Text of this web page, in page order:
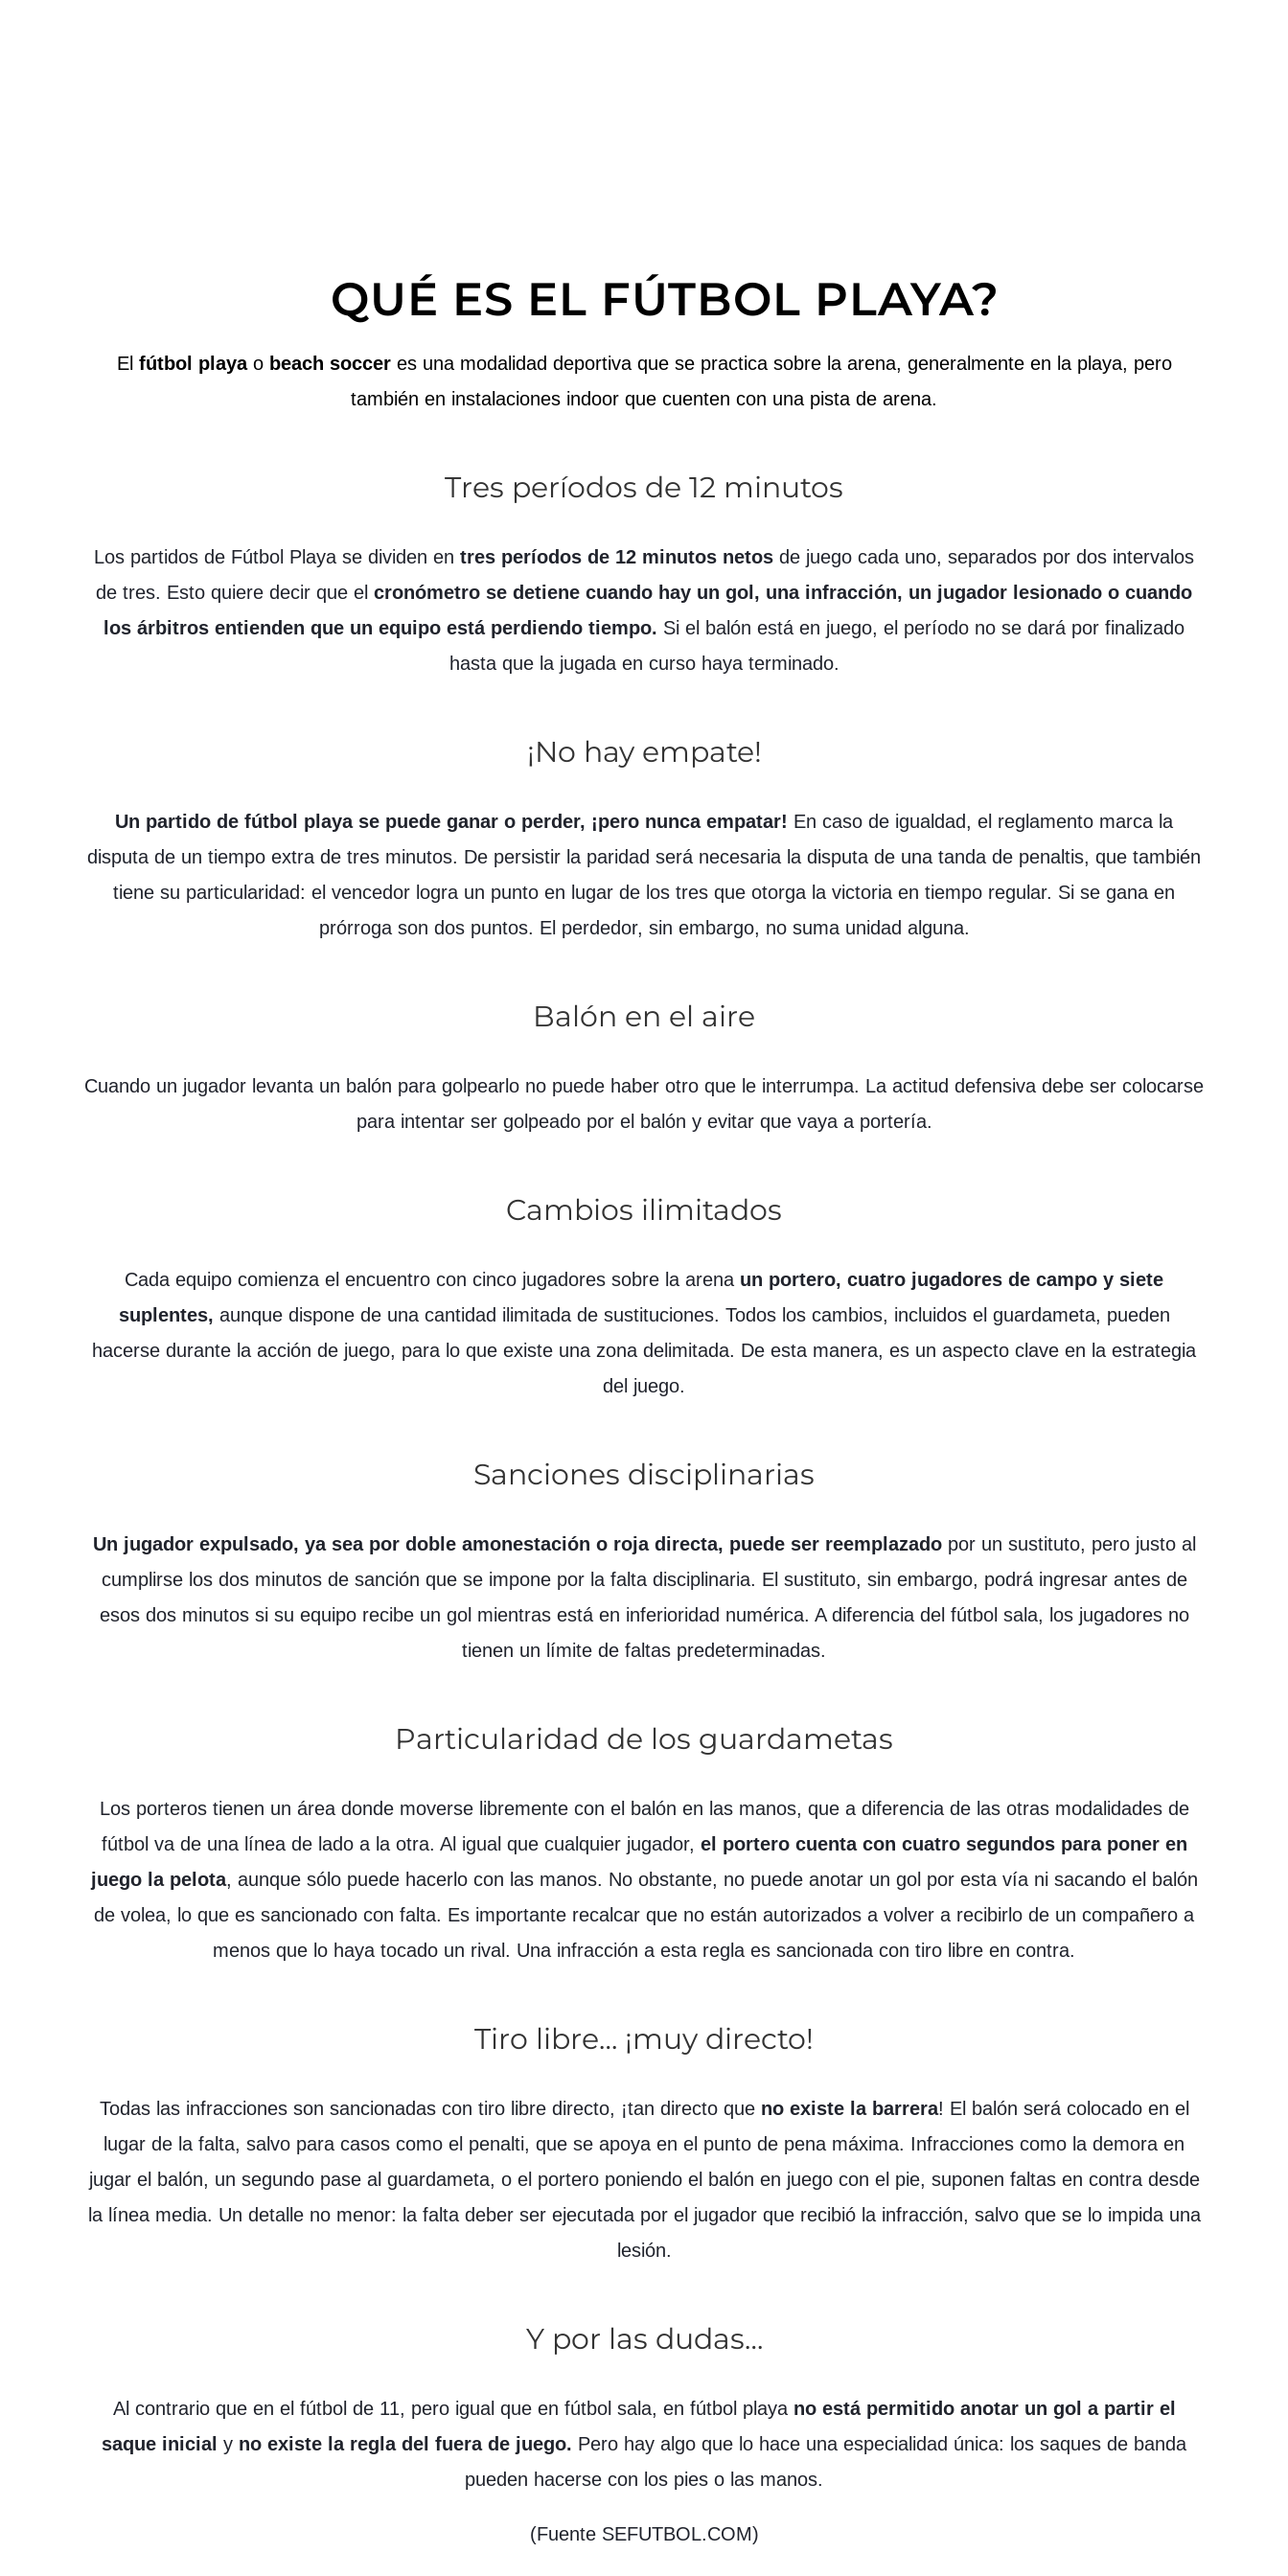
QUÉ ES EL FÚTBOL PLAYA?
El fútbol playa obeach socceres una modalidad deportiva que se practica sobre la arena, generalmente en la playa, pero
también en instalaciones indoor que cuenten con una pista de arena.
Tres períodos de 12 minutos
Los partidos de Fútbol Playa se dividen en tres períodos de 12 minutos netos de juego cada uno, separados por dos intervalos
de tres. Esto quiere decir que el cronómetro se detiene cuando hay un gol, una infracción, un jugador lesionado o cuando
los árbitros entienden que un equipo está perdiendo tiempo. Si el balón está en juego, el período no se dará por finalizado
hasta que la jugada en curso haya terminado.
¡No hay empate!
Un partido de fútbol playa se puede ganar o perder, ¡pero nunca empatar! En caso de igualdad, el reglamento marca la
disputa de un tiempo extra de tres minutos. De persistir la paridad será necesaria la disputa de una tanda de penaltis, que también
tiene su particularidad: el vencedor logra un punto en lugar de los tres que otorga la victoria en tiempo regular. Si se gana en
prórroga son dos puntos. El perdedor, sin embargo, no suma unidad alguna.
Balón en el aire
Cuando un jugador levanta un balón para golpearlo no puede haber otro que le interrumpa. La actitud defensiva debe ser colocarse
para intentar ser golpeado por el balón y evitar que vaya a portería.
Cambios ilimitados
Cada equipo comienza el encuentro con cinco jugadores sobre la arena un portero, cuatro jugadores de campo y siete
suplentes, aunque dispone de una cantidad ilimitada de sustituciones. Todos los cambios, incluidos el guardameta, pueden
hacerse durante la acción de juego, para lo que existe una zona delimitada. De esta manera, es un aspecto clave en la estrategia
del juego.
Sanciones disciplinarias
Un jugador expulsado, ya sea por doble amonestación o roja directa, puede ser reemplazado por un sustituto, pero justo al
cumplirse los dos minutos de sanción que se impone por la falta disciplinaria. El sustituto, sin embargo, podrá ingresar antes de
esos dos minutos si su equipo recibe un gol mientras está en inferioridad numérica. A diferencia del fútbol sala, los jugadores no
tienen un límite de faltas predeterminadas.
Particularidad de los guardametas
Los porteros tienen un área donde moverse libremente con el balón en las manos, que a diferencia de las otras modalidades de
fútbol va de una línea de lado a la otra. Al igual que cualquier jugador, el portero cuenta con cuatro segundos para poner en
juego la pelota, aunque sólo puede hacerlo con las manos. No obstante, no puede anotar un gol por esta vía ni sacando el balón
de volea, lo que es sancionado con falta. Es importante recalcar que no están autorizados a volver a recibirlo de un compañero a
menos que lo haya tocado un rival. Una infracción a esta regla es sancionada con tiro libre en contra.
Tiro libre… ¡muy directo!
Todas las infracciones son sancionadas con tiro libre directo, ¡tan directo que no existe la barrera! El balón será colocado en el
lugar de la falta, salvo para casos como el penalti, que se apoya en el punto de pena máxima. Infracciones como la demora en
jugar el balón, un segundo pase al guardameta, o el portero poniendo el balón en juego con el pie, suponen faltas en contra desde
la línea media. Un detalle no menor: la falta deber ser ejecutada por el jugador que recibió la infracción, salvo que se lo impida una
lesión.
Y por las dudas…
​Al contrario que en el fútbol de 11, pero igual que en fútbol sala, en fútbol playa no está permitido anotar un gol a partir el
saque inicial y no existe la regla del fuera de juego. Pero hay algo que lo hace una especialidad única: los saques de banda
pueden hacerse con los pies o las manos.
(Fuente SEFUTBOL.COM)